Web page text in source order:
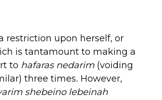
restriction upon herself, or
is tantamount to making a
to hafaras nedarim (voiding
three times. However,
shebeino lebeinah